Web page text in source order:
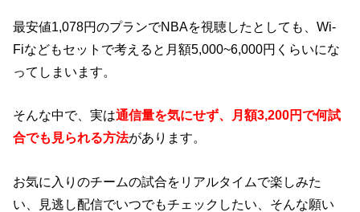
最安値1,078円のプランでNBAを視聴したとしても、Wi-
Fiなどもセットで考えると月額5,000~6,000円くらいにな
ってしまいます。
そんな中で、実は通信量を気にせず、月額3,200円で何試
合でも見られる方法があります。
お気に入りのチームの試合をリアルタイムで楽しみた
い、見逃し配信でいつでもチェックしたい、そんな願い